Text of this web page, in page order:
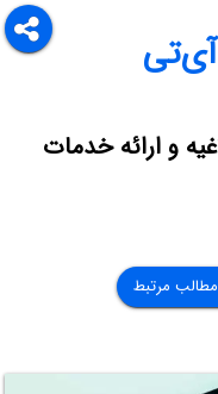
و ارائه خدمات
مطالب مرتبط